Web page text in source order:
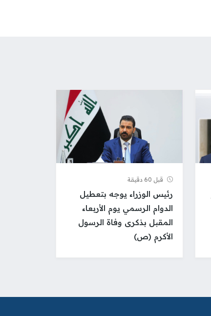
قبل 60 دقيقة
رئيس الوزراء يوجه بتعطيل
الدوام الرسمي يوم الأربعاء
المقبل بذكرى وفاة الرسول
الأكرم (ص)